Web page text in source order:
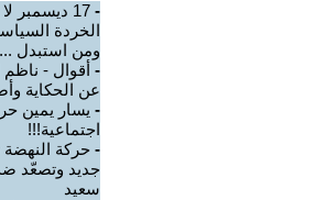
-
17 ديسمبر
الخردة
ومن استبدل ...
- أقوال -
عن الحكاية
- يسار يمين
اجتماعية!!!
- حركة النهضة
جديد وتصعّد
سعيد